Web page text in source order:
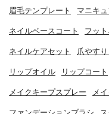
眉毛テンプレート マニキュ
ネイルベースコート フッ
ネイルケアセット 爪やす
リップオイル リップコート
メイクキープスプレー メ